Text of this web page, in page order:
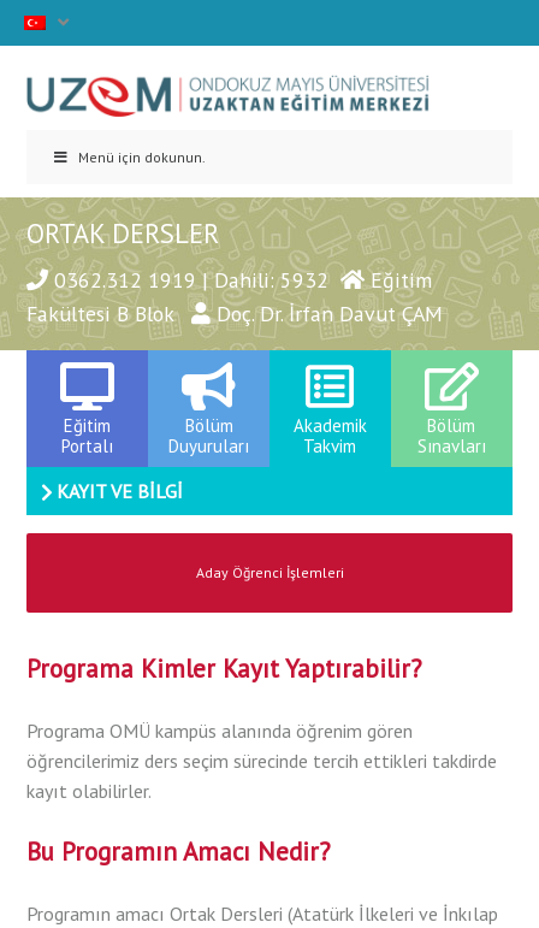
Menü için dokunun.
ORTAK DERSLER
0362.312 1919 | Dahili: 5932
Eğitim
Fakültesi B Blok
Doç. Dr. İrfan Davut ÇAM
Eğitim
Portalı
Bölüm
Duyuruları
Akademik
Takvim
Bölüm
Sınavları
KAYIT VE BİLGİ
Aday Öğrenci İşlemleri
Programa Kimler Kayıt Yaptırabilir?
Programa OMÜ kampüs alanında öğrenim gören
öğrencilerimiz ders seçim sürecinde tercih ettikleri takdirde
kayıt olabilirler.
Bu Programın Amacı Nedir?
Programın amacı Ortak Dersleri (Atatürk İlkeleri ve İnkılap